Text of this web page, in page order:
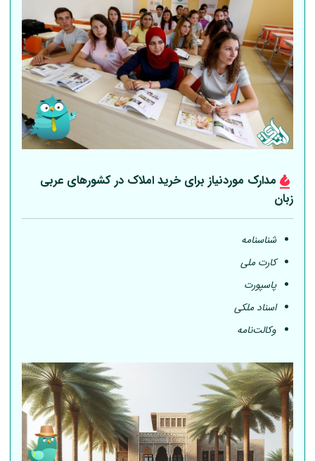
مدارک موردنیاز برای خرید املاک در کشورهای عربی
زبان
شناسنامه
کارت ملی
پاسپورت
اسناد ملکی
وکالت‌نامه